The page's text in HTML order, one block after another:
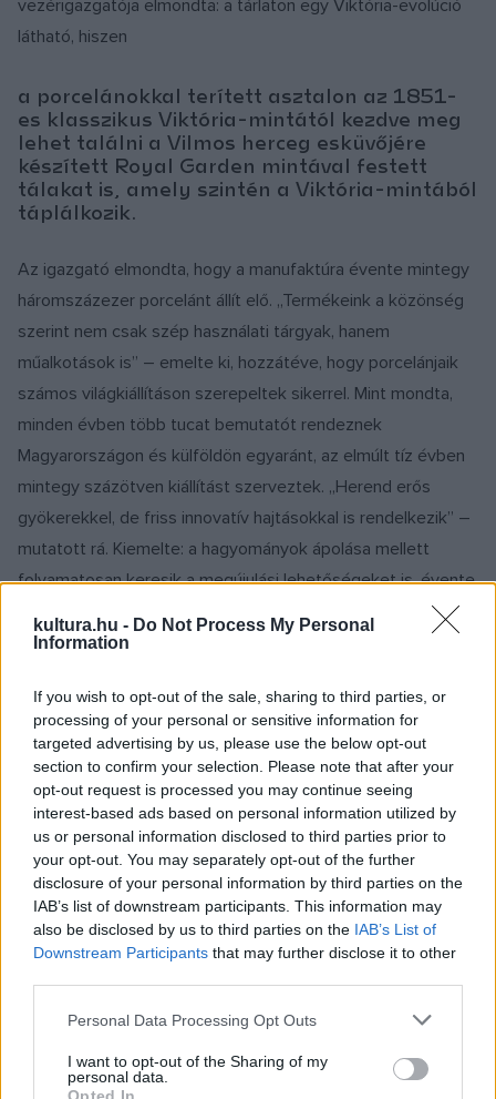
kultura.hu - Do Not Process My Personal
Information
If you wish to opt-out of the sale, sharing to third parties, or
processing of your personal or sensitive information for
targeted advertising by us, please use the below opt-out
section to confirm your selection. Please note that after your
opt-out request is processed you may continue seeing
interest-based ads based on personal information utilized by
us or personal information disclosed to third parties prior to
your opt-out. You may separately opt-out of the further
disclosure of your personal information by third parties on the
IAB’s list of downstream participants. This information may
also be disclosed by us to third parties on the IAB’s List of
Downstream Participants that may further disclose it to other
Please note that this website/app uses one or more Google
not limited to your visit or usage behaviour. You may click to
grant or deny consent to Google and its third-party tags to
Personal Data Processing Opt Outs
I want to opt-out of the Sharing of my
personal data.
vezérigazgatója elmondta: a tárlaton egy Viktória-evolúció
látható, hiszen
a porcelánokkal terített asztalon az 1851-
es klasszikus Viktória-mintától kezdve meg
lehet találni a Vilmos herceg esküvőjére
készített Royal Garden mintával festett
tálakat is, amely szintén a Viktória-mintából
táplálkozik.
Az igazgató elmondta, hogy a manufaktúra évente mintegy
háromszázezer porcelánt állít elő. „Termékeink a közönség
szerint nem csak szép használati tárgyak, hanem
műalkotások is” – emelte ki, hozzátéve, hogy porcelánjaik
számos világkiállításon szerepeltek sikerrel. Mint mondta,
minden évben több tucat bemutatót rendeznek
Magyarországon és külföldön egyaránt, az elmúlt tíz évben
mintegy százötven kiállítást szerveztek. „Herend erős
gyökerekkel, de friss innovatív hajtásokkal is rendelkezik” –
mutatott rá. Kiemelte: a hagyományok ápolása mellett
folyamatosan keresik a megújulási lehetőségeket is, évente
mintegy négyszáz új alkotás születik a manufaktúra falai
között.
Duncan Graham, a Magyarországi Brit Kereskedelmi Kamara
elnöke kiemelte: a Herendi Porcelán a világ egyik
legszebbjeként ismert a britek számára. Felidézte, hogy a
londoni világkiállításon bemutatott és aranyérmet nyert kínai
stílusú pillangókkal, virágos ágakkal, élénk és vidám
színekkel festett motívum az egyik legismertebb herendi
minta. A bemutatót 1851. május 1-jén nyitotta meg Viktória
királynő Londonban, ahol mintegy 100 ezer tárgyat állítottak
ki több mint tizenhat kilométeren, és 15 ezer kiállító
részvételével. A kiállításon számos tárgy szerepelt, többek
közt a Koh-I-Noor gyémánt és egy 8,5 méter magas kristály
történelem szerves részei Herend és lenyűgöző porcelánjai,